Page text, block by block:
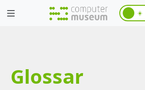
☀️
Glossar